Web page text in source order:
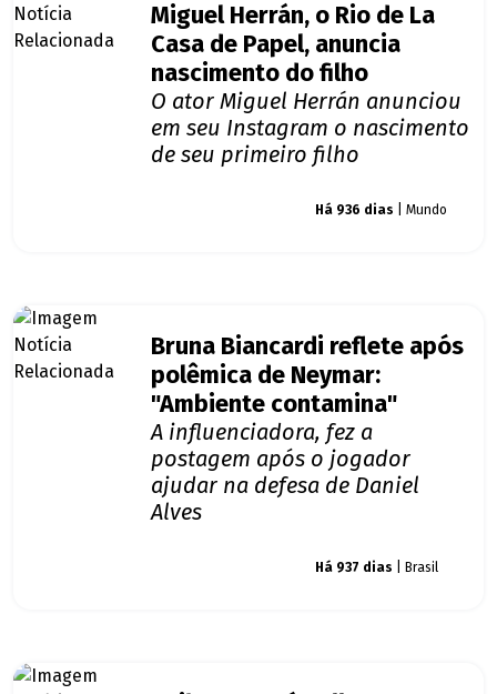
Miguel Herrán, o Rio de La
Casa de Papel, anuncia
nascimento do filho
O ator Miguel Herrán anunciou
em seu Instagram o nascimento
de seu primeiro filho
Há 936 dias | Mundo
Bruna Biancardi reflete após
polêmica de Neymar:
"Ambiente contamina"
A influenciadora, fez a
postagem após o jogador
ajudar na defesa de Daniel
Alves
Há 937 dias | Brasil